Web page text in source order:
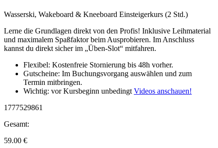
Wasserski, Wakeboard & Kneeboard Einsteigerkurs (2 Std.)
Lerne die Grundlagen direkt von den Profis! Inklusive Leihmaterial
und maximalem Spaßfaktor beim Ausprobieren. Im Anschluss
kannst du direkt sicher im „Üben-Slot“ mitfahren.
Flexibel: Kostenfreie Stornierung bis 48h vorher.
Gutscheine: Im Buchungsvorgang auswählen und zum
Termin mitbringen.
Wichtig: vor Kursbeginn unbedingt Videos anschauen!
1777529861
Gesamt:
59.00 €